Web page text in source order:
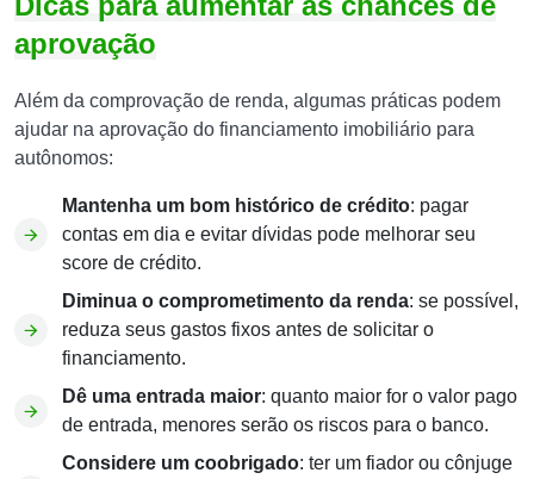
aprovação
Além da comprovação de renda, algumas práticas podem
ajudar na aprovação do financiamento imobiliário para
autônomos:
Mantenha um bom histórico de crédito: pagar
contas em dia e evitar dívidas pode melhorar seu
score de crédito.
Diminua o comprometimento da renda: se possível,
reduza seus gastos fixos antes de solicitar o
financiamento.
Dê uma entrada maior: quanto maior for o valor pago
de entrada, menores serão os riscos para o banco.
Considere um coobrigado: ter um fiador ou cônjuge